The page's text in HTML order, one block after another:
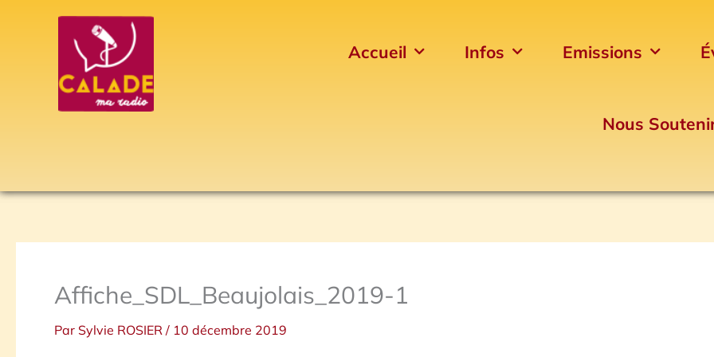
Accueil Infos Emissions
Nous
Affiche_SDL_Beaujolais_2019-1
Par Sylvie ROSIER / 10 décembre 2019